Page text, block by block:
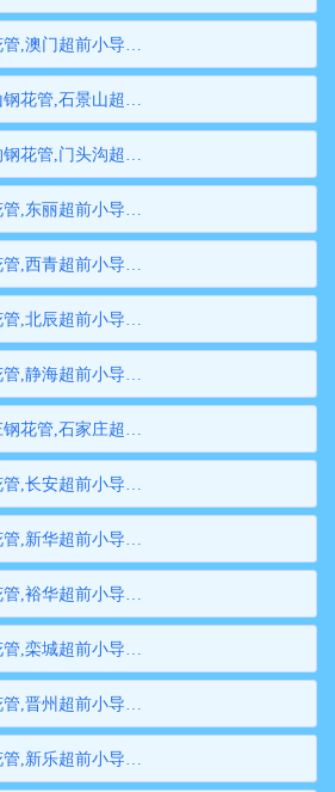
澳门地质根管,澳门钢花管,澳门超前小导管,澳门边坡支护管,澳门钢管桩,澳门隧道注浆管,澳门管棚管
石景山地质根管,石景山钢花管,石景山超前小导管,石景山边坡支护管,石景山钢管桩,石景山隧道注浆管,石景山管棚管
门头沟地质根管,门头沟钢花管,门头沟超前小导管,门头沟边坡支护管,门头沟钢管桩,门头沟隧道注浆管,门头沟管棚管
东丽地质根管,东丽钢花管,东丽超前小导管,东丽边坡支护管,东丽钢管桩,东丽隧道注浆管,东丽管棚管
西青地质根管,西青钢花管,西青超前小导管,西青边坡支护管,西青钢管桩,西青隧道注浆管,西青管棚管
北辰地质根管,北辰钢花管,北辰超前小导管,北辰边坡支护管,北辰钢管桩,北辰隧道注浆管,北辰管棚管
静海地质根管,静海钢花管,静海超前小导管,静海边坡支护管,静海钢管桩,静海隧道注浆管,静海管棚管
石家庄地质根管,石家庄钢花管,石家庄超前小导管,石家庄边坡支护管,石家庄钢管桩,石家庄隧道注浆管,石家庄管棚管
长安地质根管,长安钢花管,长安超前小导管,长安边坡支护管,长安钢管桩,长安隧道注浆管,长安管棚管
新华地质根管,新华钢花管,新华超前小导管,新华边坡支护管,新华钢管桩,新华隧道注浆管,新华管棚管
裕华地质根管,裕华钢花管,裕华超前小导管,裕华边坡支护管,裕华钢管桩,裕华隧道注浆管,裕华管棚管
栾城地质根管,栾城钢花管,栾城超前小导管,栾城边坡支护管,栾城钢管桩,栾城隧道注浆管,栾城管棚管
晋州地质根管,晋州钢花管,晋州超前小导管,晋州边坡支护管,晋州钢管桩,晋州隧道注浆管,晋州管棚管
新乐地质根管,新乐钢花管,新乐超前小导管,新乐边坡支护管,新乐钢管桩,新乐隧道注浆管,新乐管棚管